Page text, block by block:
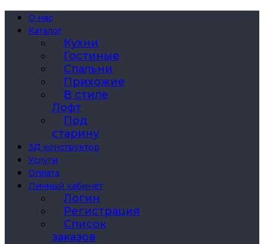
О нас
Каталог
Кухни
Гостиные
Спальни
Прихожие
В стиле
Лофт
Под
старину
3Д конструктор
Услуги
Оплата
Личный кабинет
Логин
Регистрация
Список
заказов